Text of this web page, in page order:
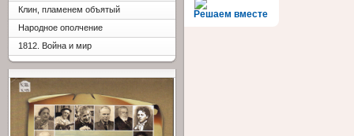
Решаем вместе
Клин, пламенем объятый
Народное ополчение
1812. Война и мир